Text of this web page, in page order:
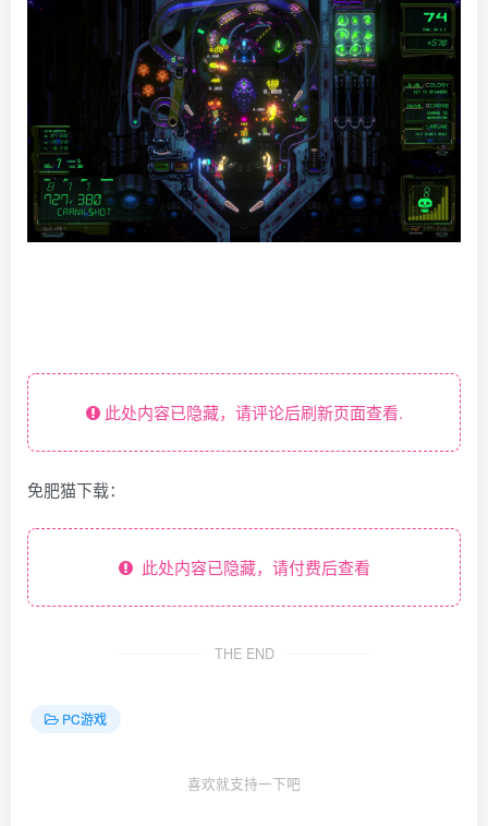
此处内容已隐藏，请评论后刷新页面查看.
免肥猫下载：
此处内容已隐藏，请付费后查看
THE END
PC游戏
喜欢就支持一下吧